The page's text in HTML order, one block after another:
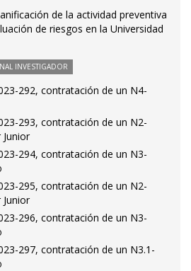
de la actividad preventiva
de riesgos en la Universidad
INVESTIGADOR
292, contratación de un N4-
293, contratación de un N2-
294, contratación de un N3-
295, contratación de un N2-
296, contratación de un N3-
297, contratación de un N3.1-